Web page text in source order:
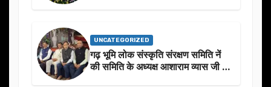
UNCATEGORIZED
गढ़ भूमि लोक संस्कृति संरक्षण समिति नें
की समिति के अध्यक्ष आशाराम व्यास जी के